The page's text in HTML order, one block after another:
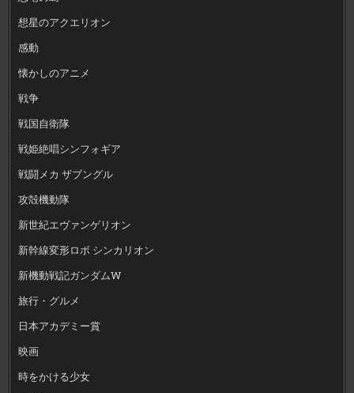
想星のアクエリオン
感動
懐かしのアニメ
戦争
戦国自衛隊
戦姫絶唱シンフォギア
戦闘メカ ザブングル
攻殻機動隊
新世紀エヴァンゲリオン
新幹線変形ロボ シンカリオン
新機動戦記ガンダムW
旅行・グルメ
日本アカデミー賞
映画
時をかける少女